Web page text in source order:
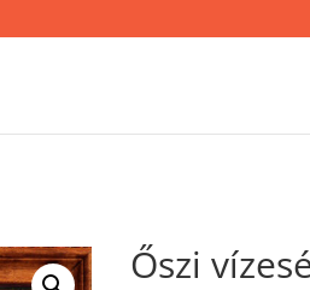
Őszi